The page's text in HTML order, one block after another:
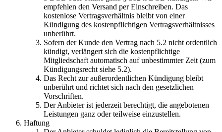
empfehlen den Versand per Einschreiben. Das
kostenlose Vertragsverhältnis bleibt von einer
Kündigung des kostenpflichtigen Vertragsverhältnisses
unberührt.
Sofern der Kunde den Vertrag nach 5.2 nicht ordentlich
kündigt, verlängert sich die kostenpflichtige
Mitgliedschaft automatisch auf unbestimmter Zeit (zum
Kündigungsrecht siehe 5.2).
Das Recht zur außerordentlichen Kündigung bleibt
unberührt und richtet sich nach den gesetzlichen
Vorschriften.
Der Anbieter ist jederzeit berechtigt, die angebotenen
Leistungen ganz oder teilweise einzustellen.
Haftung